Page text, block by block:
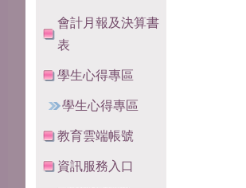
會計月報及決算書
表
學生心得專區
學生心得專區
教育雲端帳號
資訊服務入口